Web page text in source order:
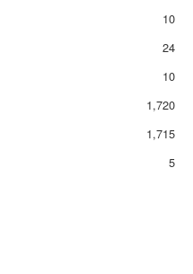
10
24
10
1,720
1,715
5